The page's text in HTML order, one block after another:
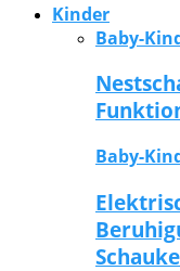
Kinder
Baby-
Baby-